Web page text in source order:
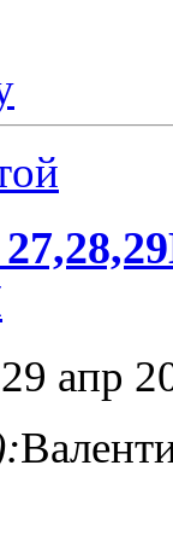
апр